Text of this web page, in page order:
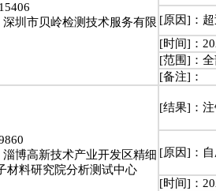
圳市贝岭检测技术服务有限 [原因]：
[时间]：
[范围]：
[备注]：
博高新技术产业开发区精细
材料研究院分析测试中心
[结果]：
[原因]：
[时间]：